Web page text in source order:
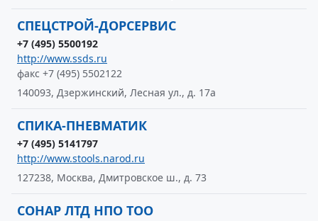
СПЕЦСТРОЙ-ДОРСЕРВИС
+7 (495) 5500192
http://www.ssds.ru
факс +7 (495) 5502122
140093, Дзержинский, Лесная ул., д. 17а
СПИКА-ПНЕВМАТИК
+7 (495) 5141797
http://www.stools.narod.ru
127238, Москва, Дмитровское ш., д. 73
СОНАР ЛТД НПО ТОО